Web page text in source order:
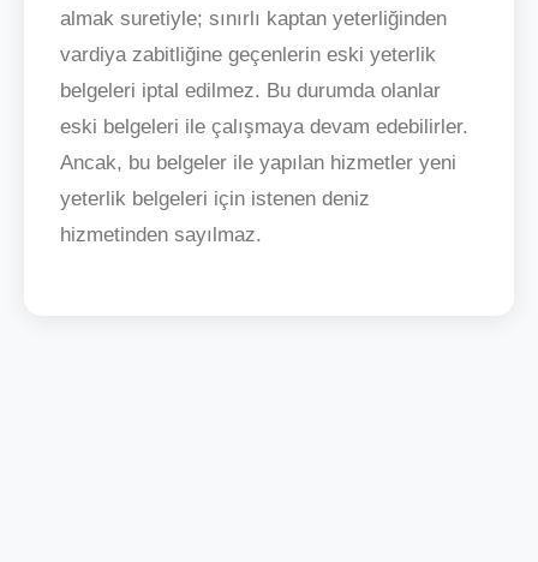
almak suretiyle; sınırlı kaptan yeterliğinden
vardiya zabitliğine geçenlerin eski yeterlik
belgeleri iptal edilmez. Bu durumda olanlar
eski belgeleri ile çalışmaya devam edebilirler.
Ancak, bu belgeler ile yapılan hizmetler yeni
yeterlik belgeleri için istenen deniz
hizmetinden sayılmaz.